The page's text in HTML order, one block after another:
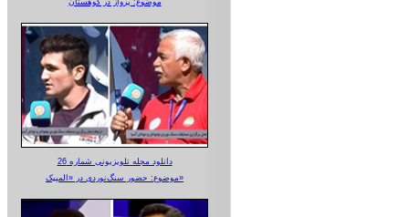
دانلود مجله تلویزیونی شماره 26
موضوع: حضور سنگ‌نوردی در «المپیک»